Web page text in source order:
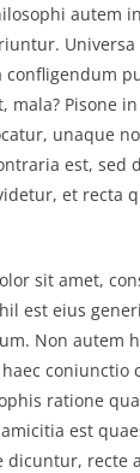
autem
confligendum
Pisone
unaque
est, sed
et recta
sit amet,
est eius
Non autem
coniunctio
ratione
est
dicuntur, recte